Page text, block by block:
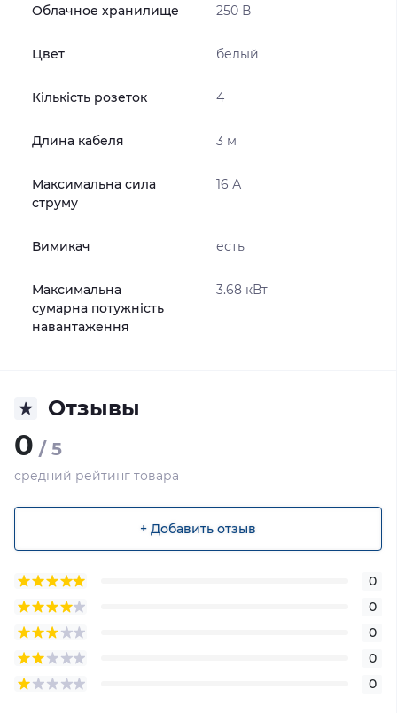
Облачное хранилище 250 В
Цвет белый
Кількість розеток 4
Длина кабеля 3 м
Максимальна сила
струму
16 А
Вимикач есть
Максимальна
сумарна потужність
навантаження
3.68 кВт
Отзывы
0 / 5
средний рейтинг товара
+ Добавить отзыв
0
0
0
0
0